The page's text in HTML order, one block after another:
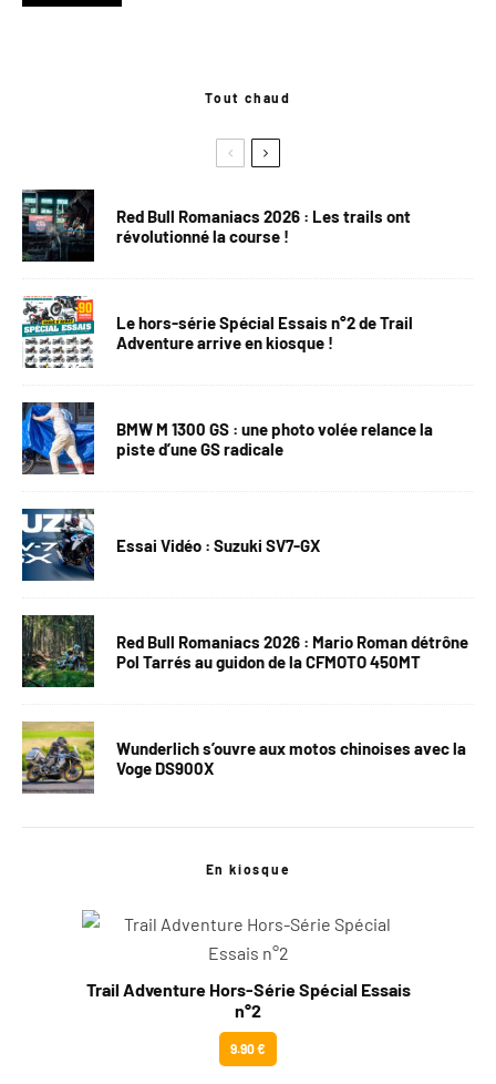
Tout chaud
Red Bull Romaniacs 2026 : Les trails ont
révolutionné la course !
Le hors-série Spécial Essais n°2 de Trail
Adventure arrive en kiosque !
BMW M 1300 GS : une photo volée relance la
piste d’une GS radicale
Essai Vidéo : Suzuki SV7-GX
Red Bull Romaniacs 2026 : Mario Roman détrône
Pol Tarrés au guidon de la CFMOTO 450MT
Wunderlich s’ouvre aux motos chinoises avec la
Voge DS900X
En kiosque
Trail Adventure Hors-Série Spécial Essais
n°2
9.90 €